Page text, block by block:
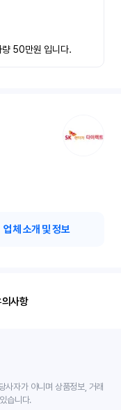
50만원 입니다.
업체 소개 및 정보
사항
사자가 아니며 상품정보, 거래
습니다.